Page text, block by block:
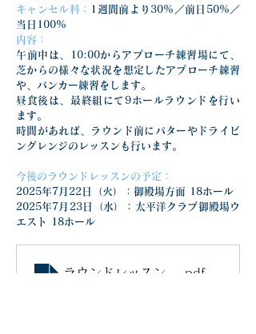
キャンセル料：
1週間前より30%／前日50%／
当日100%
内容：
午前中は、10:00からアプローチ練習場にて、
芝からの様々な状況を想定したアプローチ練習
や、バンカー練習をします。
昼食後は、最終組にて9ホールラウンドを行い
ます。
時間があれば、ラウンド前にパターやドライビ
ングレンジのレッスンも行います。
今後のラウンドレッスンの予定：
2025年7月22日（火）：御殿場方面 18ホール
2025年7月23日（水）：太平洋クラブ御殿場ウ
エスト 18ホール
ラウンドレッスン_20250624-
.pdf